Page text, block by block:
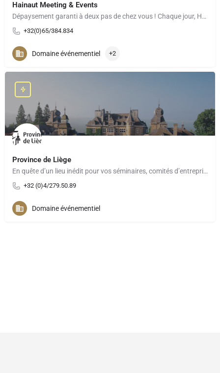
Hainaut Meeting & Events
Dépaysement garanti à deux pas de chez vous ! Chaque jour, Hainaut Meetings & Events, le convention…
+32(0)65/384.834
Domaine événementiel +2
Province de Liège
En quête d’un lieu inédit pour vos séminaires, comités d’entreprise, teambuilding ou événements à moins de 2h…
+32 (0)4/279.50.89
Domaine événementiel